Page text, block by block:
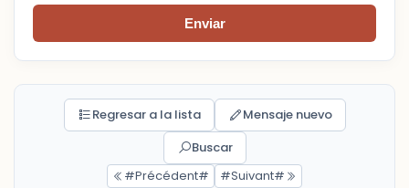
Enviar
Regresar a la lista
Mensaje nuevo
Buscar
#Précédent#
#Suivant#